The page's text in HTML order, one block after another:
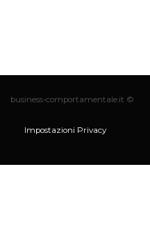
business-comportamentale.it ©
Impostazioni Privacy